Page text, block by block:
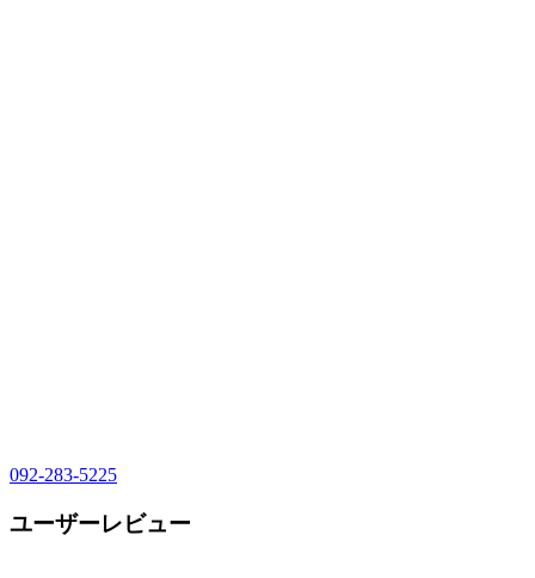
092-283-5225
ユーザーレビュー